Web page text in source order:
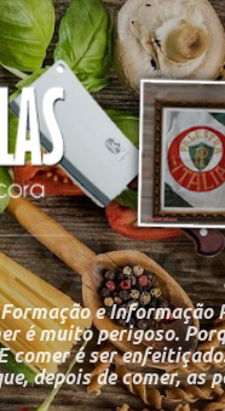
para o conteúdo
e Informação
é muito perigoso.
é ser
depois de comer, as